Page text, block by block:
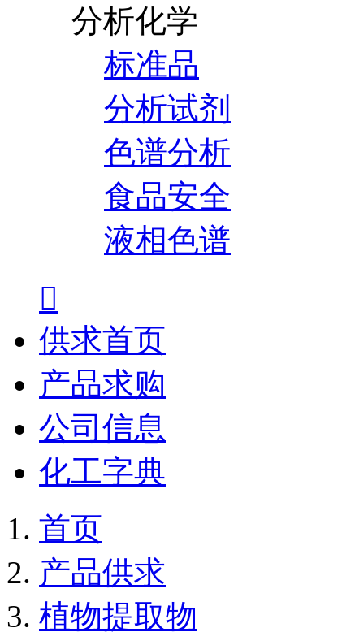
分析化学
标准品
分析试剂
色谱分析
食品安全
液相色谱

供求首页
产品求购
公司信息
化工字典
首页
产品供求
植物提取物